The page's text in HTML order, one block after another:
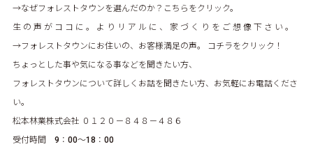
→なぜフォレストタウンを選んだのか？こちらをクリック。
生 の 声 が コ コ に 。 よ り リ ア ル に 、 家 づ く り を ご 想 像 下 さ い 。
→フォレストタウンにお住いの、お客様満足の声。 コチラをクリック！
ちょっとした事や気になる事などを聞きたい方、
フォレストタウンについて詳しくお話を聞きたい方、お気軽にお電話くださ
い。
松本林業株式会社 ０１２０－８４８－４８６
受付時間 9：00～18：00